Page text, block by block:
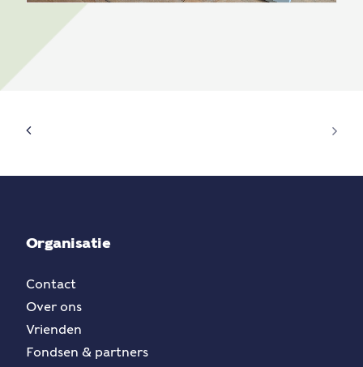
Organisatie
Contact
Over ons
Vrienden
Fondsen & partners